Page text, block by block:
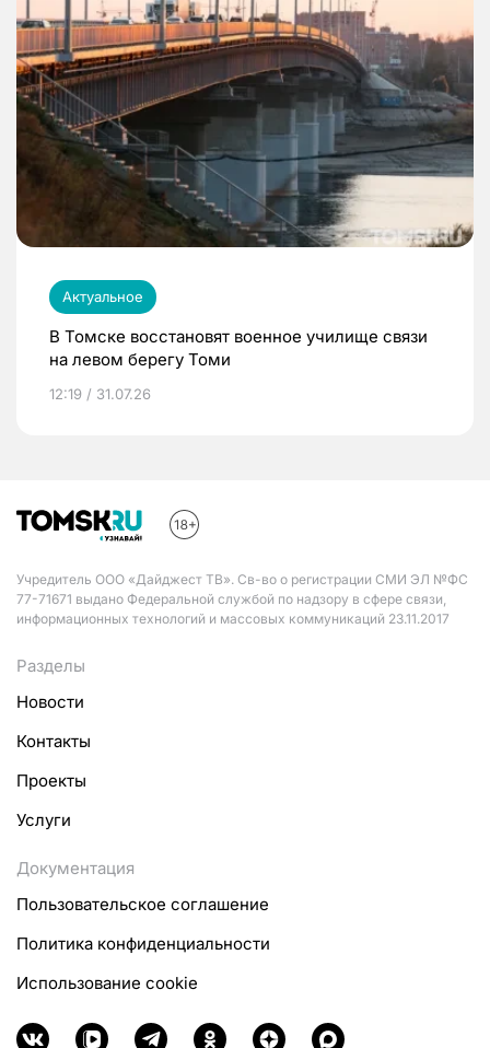
Актуальное
В Томске восстановят военное училище связи
на левом берегу Томи
12:19 / 31.07.26
Учредитель ООО «Дайджест ТВ». Св-во о регистрации СМИ ЭЛ №ФС
77-71671 выдано Федеральной службой по надзору в сфере связи,
информационных технологий и массовых коммуникаций 23.11.2017
Разделы
Новости
Контакты
Проекты
Услуги
Документация
Пользовательское соглашение
Политика конфиденциальности
Использование cookie